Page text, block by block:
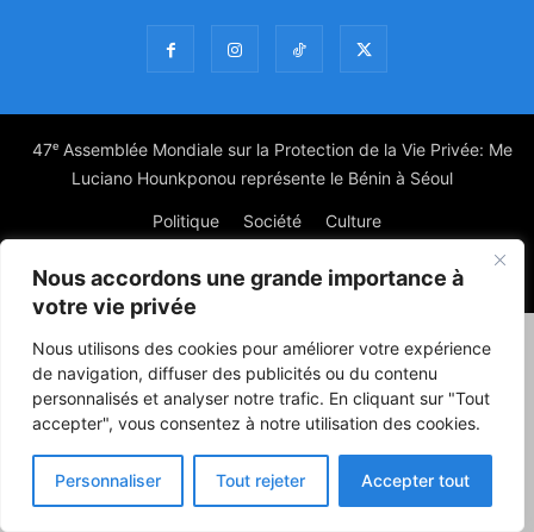
Nous accordons une grande importance à
votre vie privée
Nous utilisons des cookies pour améliorer votre expérience
de navigation, diffuser des publicités ou du contenu
personnalisés et analyser notre trafic. En cliquant sur "Tout
accepter", vous consentez à notre utilisation des cookies.
Personnaliser Tout rejeter Accepter tout
47ᵉ Assemblée Mondiale sur la Protection de la Vie Privée: Me
Luciano Hounkponou représente le Bénin à Séoul
Politique Société Culture
© Powered by digitXplus Francophone